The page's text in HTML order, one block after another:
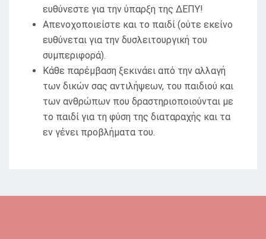
ευθύνεστε για την ύπαρξη της ΔΕΠΥ!
Απενοχοποιείστε και το παιδί (ούτε εκείνο
ευθύνεται για την δυσλειτουργική του
συμπεριφορά).
Κάθε παρέμβαση ξεκινάει από την αλλαγή
των δικών σας αντιλήψεων, του παιδιού και
των ανθρώπων που δραστηριοποιούνται με
το παιδί για τη φύση της διαταραχής και τα
εν γένει προβλήματα του.